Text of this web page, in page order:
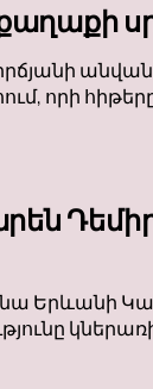
որի
Երևանի